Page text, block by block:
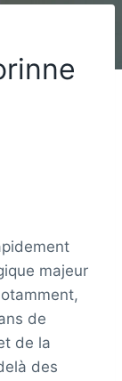
majeur
de
de la
des